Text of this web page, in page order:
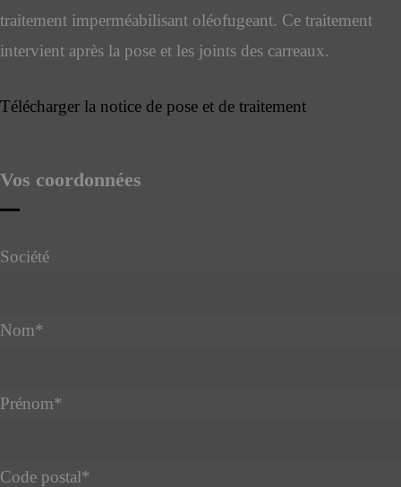
traitement imperméabilisant oléofugeant. Ce traitement
intervient après la pose et les joints des carreaux.
Télécharger la notice de pose et de traitement
Vos coordonnées
Société
Nom*
Prénom*
Code postal*